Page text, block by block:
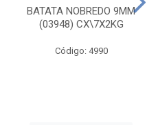
BATATA NOBREDO 9MM
(03948) CX\7X2KG
Código: 4990